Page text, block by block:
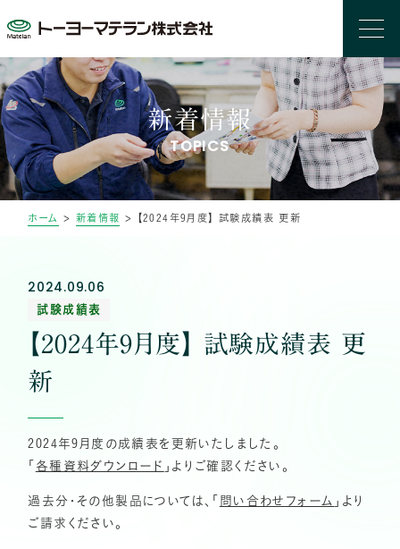
新着情報
TOPICS
ホーム > 新着情報 > 【2024年9月度】 試験成績表 更新
2024.09.06
試験成績表
【2024年9月度】 試験成績表 更
新
2024年9月度の成績表を更新いたしました。
「 各種資料ダウンロード 」よりご確認ください。
過去分・その他製品については、「 問い合わせフォーム 」より
ご請求ください。